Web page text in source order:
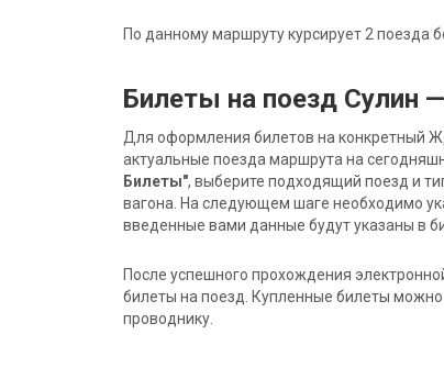
По данному маршруту курсирует 2 поезда
Билеты на поезд Сулин
Для оформления билетов на конкретный
актуальные поезда маршрута на
Билеты", выберите подходящий поезд и
вагона. На следующем шаге необходимо
введенные вами данные будут указаны в
После успешного прохождения
билеты на поезд. Купленные билеты можно
проводнику.